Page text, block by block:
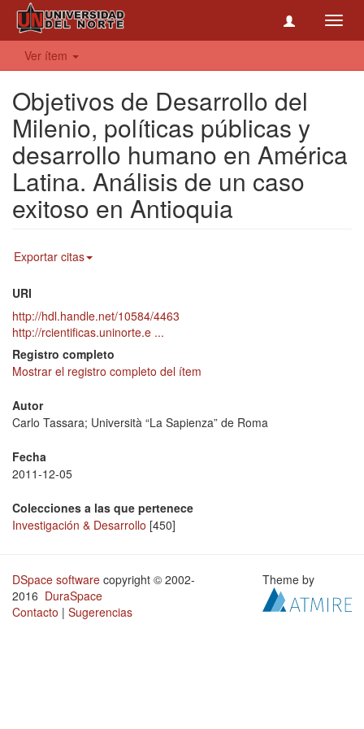
Ver ítem
Objetivos de Desarrollo del
Milenio, políticas públicas y
desarrollo humano en América
Latina. Análisis de un caso
exitoso en Antioquia
Exportar citas
URI
http://hdl.handle.net/10584/4463
http://rcientificas.uninorte.e ...
Registro completo
Mostrar el registro completo del ítem
Autor
Carlo Tassara; Università “La Sapienza” de Roma
Fecha
2011-12-05
Colecciones a las que pertenece
Investigación & Desarrollo [450]
DSpace software copyright © 2002-
2016 DuraSpace
Contacto | Sugerencias
Theme by